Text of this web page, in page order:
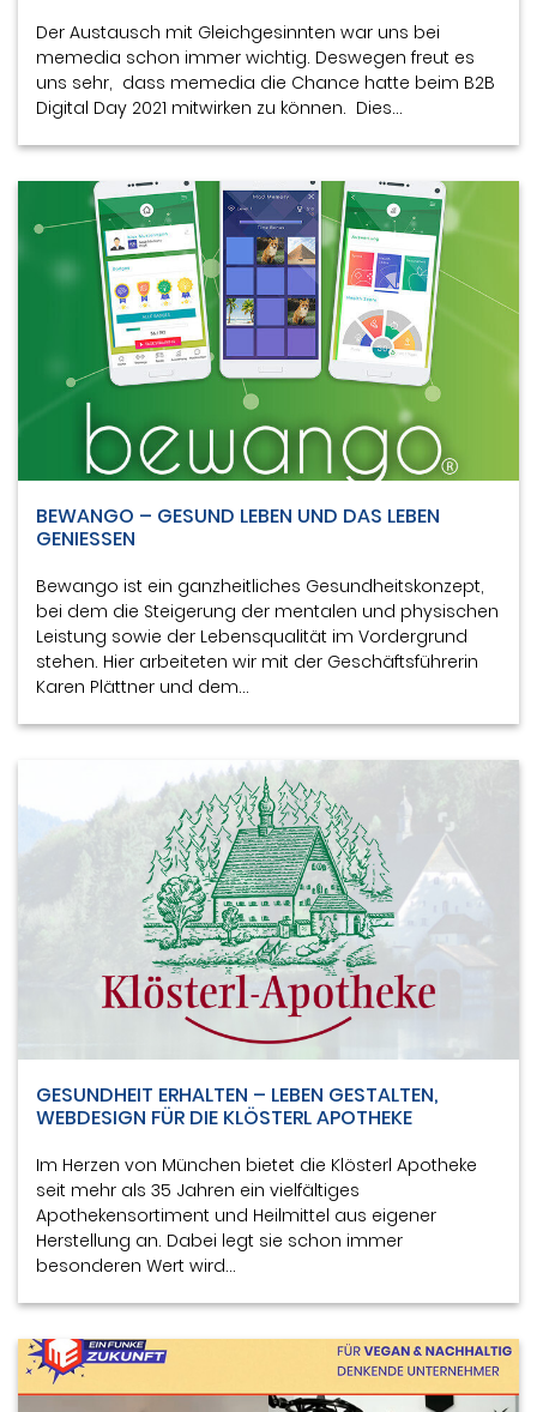
Der Austausch mit Gleichgesinnten war uns bei
memedia schon immer wichtig. Deswegen freut es
uns sehr, dass memedia die Chance hatte beim B2B
Digital Day 2021 mitwirken zu können. Dies…
BEWANGO – GESUND LEBEN UND DAS LEBEN
GENIESSEN
Bewango ist ein ganzheitliches Gesundheitskonzept,
bei dem die Steigerung der mentalen und physischen
Leistung sowie der Lebensqualität im Vordergrund
stehen. Hier arbeiteten wir mit der Geschäftsführerin
Karen Plättner und dem…
GESUNDHEIT ERHALTEN – LEBEN GESTALTEN,
WEBDESIGN FÜR DIE KLÖSTERL APOTHEKE
Im Herzen von München bietet die Klösterl Apotheke
seit mehr als 35 Jahren ein vielfältiges
Apothekensortiment und Heilmittel aus eigener
Herstellung an. Dabei legt sie schon immer
besonderen Wert wird…